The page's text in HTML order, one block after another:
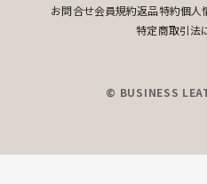
お問合せ会員規約返品特約個人
特定商取引法
© BUSINESS